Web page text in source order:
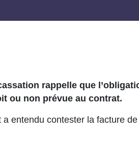
rappelle que
ou non prévue au contrat.
entendu contester la facture